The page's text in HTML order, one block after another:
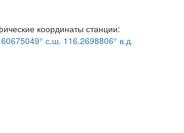
координаты станции:
с.ш. 116.2698806° в.д.